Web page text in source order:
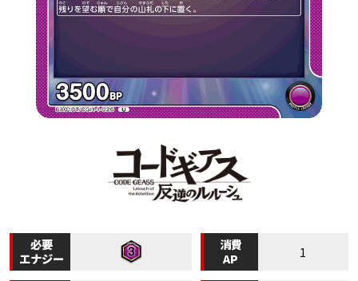
必要
エナジー
消費
AP
1